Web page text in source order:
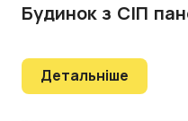
Будинок з СІП
Детальніше